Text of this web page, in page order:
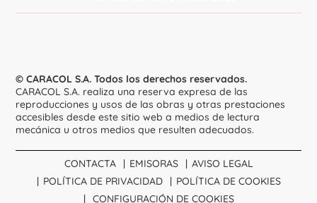
© CARACOL S.A. Todos los derechos reservados.
CARACOL S.A. realiza una reserva expresa de las
reproducciones y usos de las obras y otras prestaciones
accesibles desde este sitio web a medios de lectura
mecánica u otros medios que resulten adecuados.
CONTACTA EMISORAS
AVISO LEGAL
POLÍTICA DE PRIVACIDAD
POLÍTICA DE COOKIES
CONFIGURACIÓN DE COOKIES